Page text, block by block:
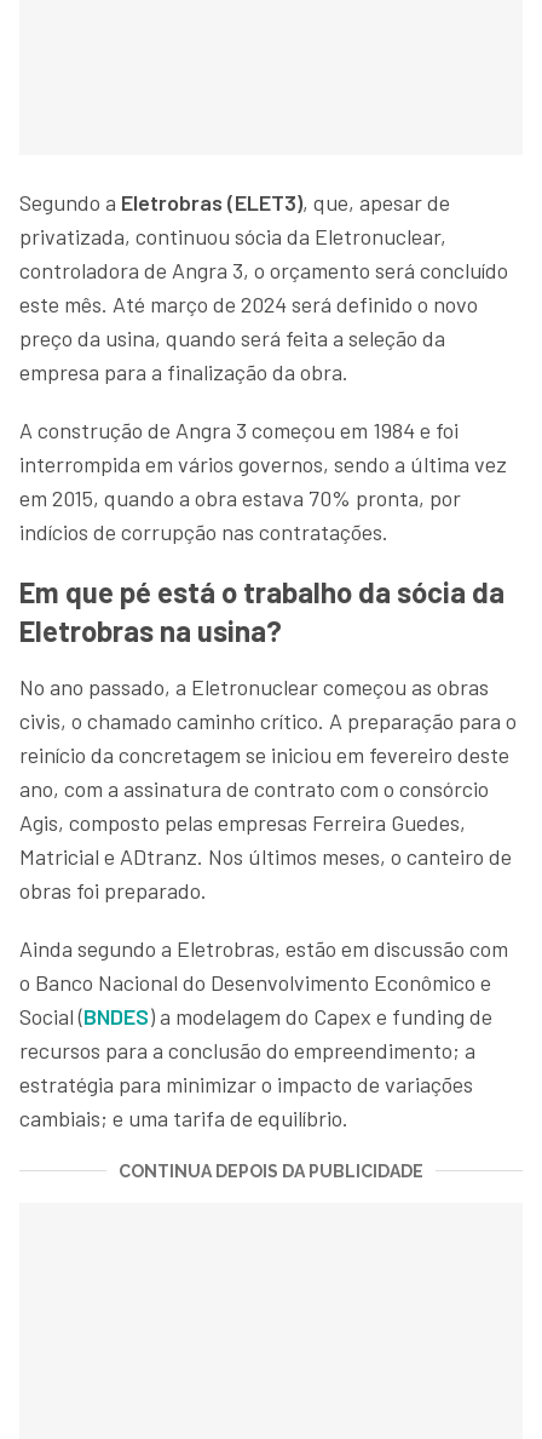
Segundo a Eletrobras (ELET3), que, apesar de
privatizada, continuou sócia da Eletronuclear,
controladora de Angra 3, o orçamento será concluído
este mês. Até março de 2024 será definido o novo
preço da usina, quando será feita a seleção da
empresa para a finalização da obra.
A construção de Angra 3 começou em 1984 e foi
interrompida em vários governos, sendo a última vez
em 2015, quando a obra estava 70% pronta, por
indícios de corrupção nas contratações.
Em que pé está o trabalho da sócia da
Eletrobras na usina?
No ano passado, a Eletronuclear começou as obras
civis, o chamado caminho crítico. A preparação para o
reinício da concretagem se iniciou em fevereiro deste
ano, com a assinatura de contrato com o consórcio
Agis, composto pelas empresas Ferreira Guedes,
Matricial e ADtranz. Nos últimos meses, o canteiro de
obras foi preparado.
Ainda segundo a Eletrobras, estão em discussão com
o Banco Nacional do Desenvolvimento Econômico e
Social (BNDES) a modelagem do Capex e funding de
recursos para a conclusão do empreendimento; a
estratégia para minimizar o impacto de variações
cambiais; e uma tarifa de equilíbrio.
CONTINUA DEPOIS DA PUBLICIDADE